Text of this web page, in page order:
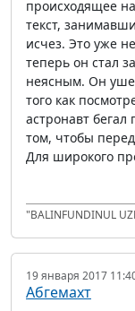
происходящее
текст,
исчез. Это уже
теперь он стал
неясным. Он
того как
астронавт
том, чтобы
Для широкого
"BALINFUNDINUL
19 января 2017
Абгемахт